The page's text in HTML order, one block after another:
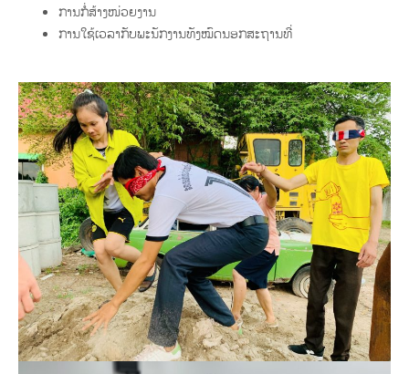
ການກໍ່ສ້າງໜ່ວຍງານ
ການໃຊ້ເວລາກັບພະນັກງານທັງໝົດນອກສະຖານທີ່